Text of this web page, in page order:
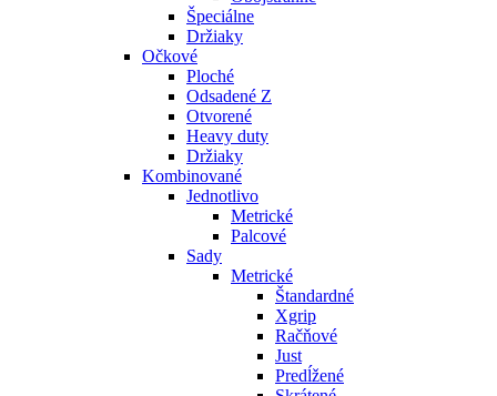
Špeciálne
Držiaky
Očkové
Ploché
Odsadené Z
Otvorené
Heavy duty
Držiaky
Kombinované
Jednotlivo
Metrické
Palcové
Sady
Metrické
Štandardné
Xgrip
Račňové
Just
Predĺžené